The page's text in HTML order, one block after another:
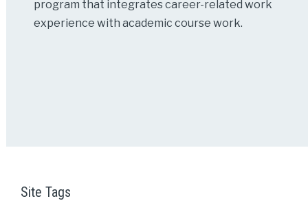
program that integrates career-related work
experience with academic course work.
Site Tags